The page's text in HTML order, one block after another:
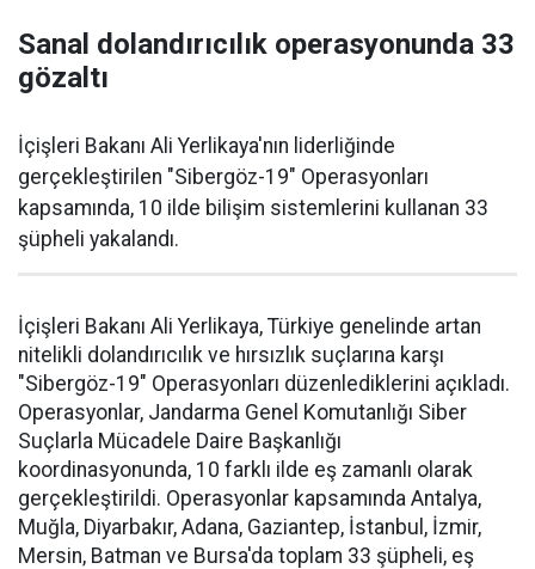
Sanal dolandırıcılık operasyonunda 33
gözaltı
İçişleri Bakanı Ali Yerlikaya'nın liderliğinde
gerçekleştirilen "Sibergöz-19" Operasyonları
kapsamında, 10 ilde bilişim sistemlerini kullanan 33
şüpheli yakalandı.
İçişleri Bakanı Ali Yerlikaya, Türkiye genelinde artan
nitelikli dolandırıcılık ve hırsızlık suçlarına karşı
"Sibergöz-19" Operasyonları düzenlediklerini açıkladı.
Operasyonlar, Jandarma Genel Komutanlığı Siber
Suçlarla Mücadele Daire Başkanlığı
koordinasyonunda, 10 farklı ilde eş zamanlı olarak
gerçekleştirildi. Operasyonlar kapsamında Antalya,
Muğla, Diyarbakır, Adana, Gaziantep, İstanbul, İzmir,
Mersin, Batman ve Bursa'da toplam 33 şüpheli, eş